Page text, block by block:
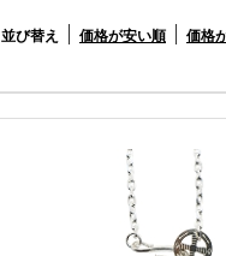
並び替え 価格が安い順 価格